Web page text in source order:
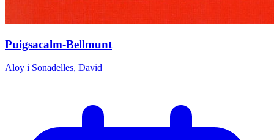
Puigsacalm-Bellmunt
Aloy i Sonadelles, David